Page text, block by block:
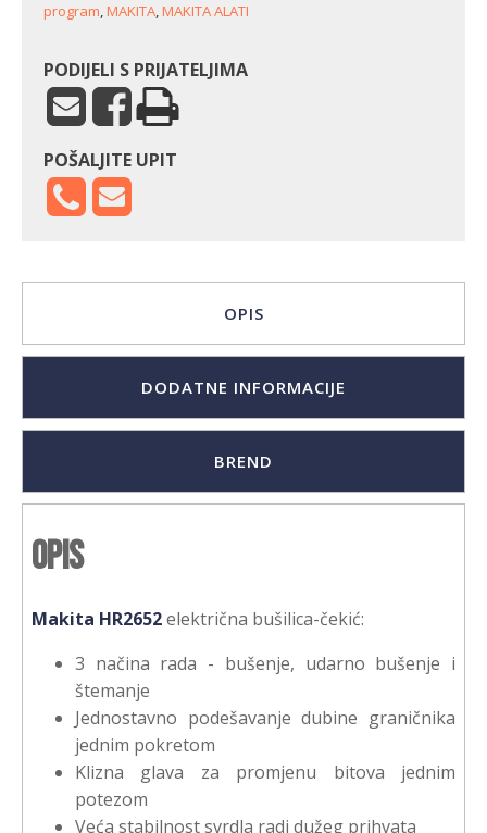
program,MAKITA,MAKITA ALATI
PODIJELI S PRIJATELJIMA
POŠALJITE UPIT
OPIS
DODATNE INFORMACIJE
BREND
Opis
Makita HR2652električna bušilica-čekić:
3 načina rada - bušenje, udarno bušenje i
štemanje
Jednostavno podešavanje dubine graničnika
jednim pokretom
Klizna glava za promjenu bitova jednim
potezom
Veća stabilnost svrdla radi dužeg prihvata